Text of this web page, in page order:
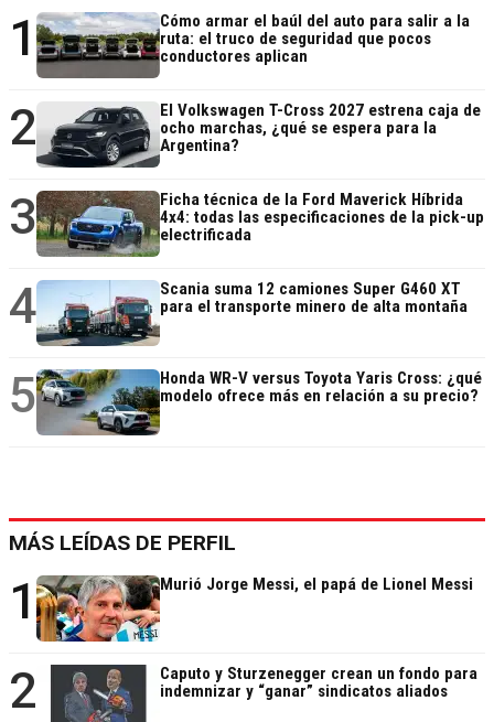
1
Cómo armar el baúl del auto para salir a la
ruta: el truco de seguridad que pocos
conductores aplican
2
El Volkswagen T-Cross 2027 estrena caja de
ocho marchas, ¿qué se espera para la
Argentina?
3
Ficha técnica de la Ford Maverick Híbrida
4x4: todas las especificaciones de la pick-up
electrificada
4
Scania suma 12 camiones Super G460 XT
para el transporte minero de alta montaña
5
Honda WR-V versus Toyota Yaris Cross: ¿qué
modelo ofrece más en relación a su precio?
MÁS LEÍDAS DE PERFIL
1 Murió Jorge Messi, el papá de Lionel Messi
2
Caputo y Sturzenegger crean un fondo para
indemnizar y “ganar” sindicatos aliados